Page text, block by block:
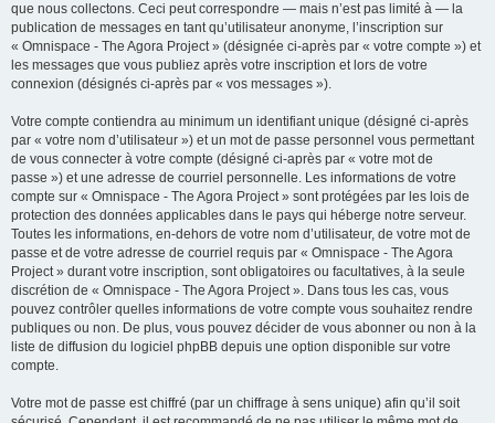
que nous collectons. Ceci peut correspondre — mais n’est pas limité à — la
publication de messages en tant qu’utilisateur anonyme, l’inscription sur
« Omnispace - The Agora Project » (désignée ci-après par « votre compte ») et
les messages que vous publiez après votre inscription et lors de votre
connexion (désignés ci-après par « vos messages »).
Votre compte contiendra au minimum un identifiant unique (désigné ci-après
par « votre nom d’utilisateur ») et un mot de passe personnel vous permettant
de vous connecter à votre compte (désigné ci-après par « votre mot de
passe ») et une adresse de courriel personnelle. Les informations de votre
compte sur « Omnispace - The Agora Project » sont protégées par les lois de
protection des données applicables dans le pays qui héberge notre serveur.
Toutes les informations, en-dehors de votre nom d’utilisateur, de votre mot de
passe et de votre adresse de courriel requis par « Omnispace - The Agora
Project » durant votre inscription, sont obligatoires ou facultatives, à la seule
discrétion de « Omnispace - The Agora Project ». Dans tous les cas, vous
pouvez contrôler quelles informations de votre compte vous souhaitez rendre
publiques ou non. De plus, vous pouvez décider de vous abonner ou non à la
liste de diffusion du logiciel phpBB depuis une option disponible sur votre
compte.
Votre mot de passe est chiffré (par un chiffrage à sens unique) afin qu’il soit